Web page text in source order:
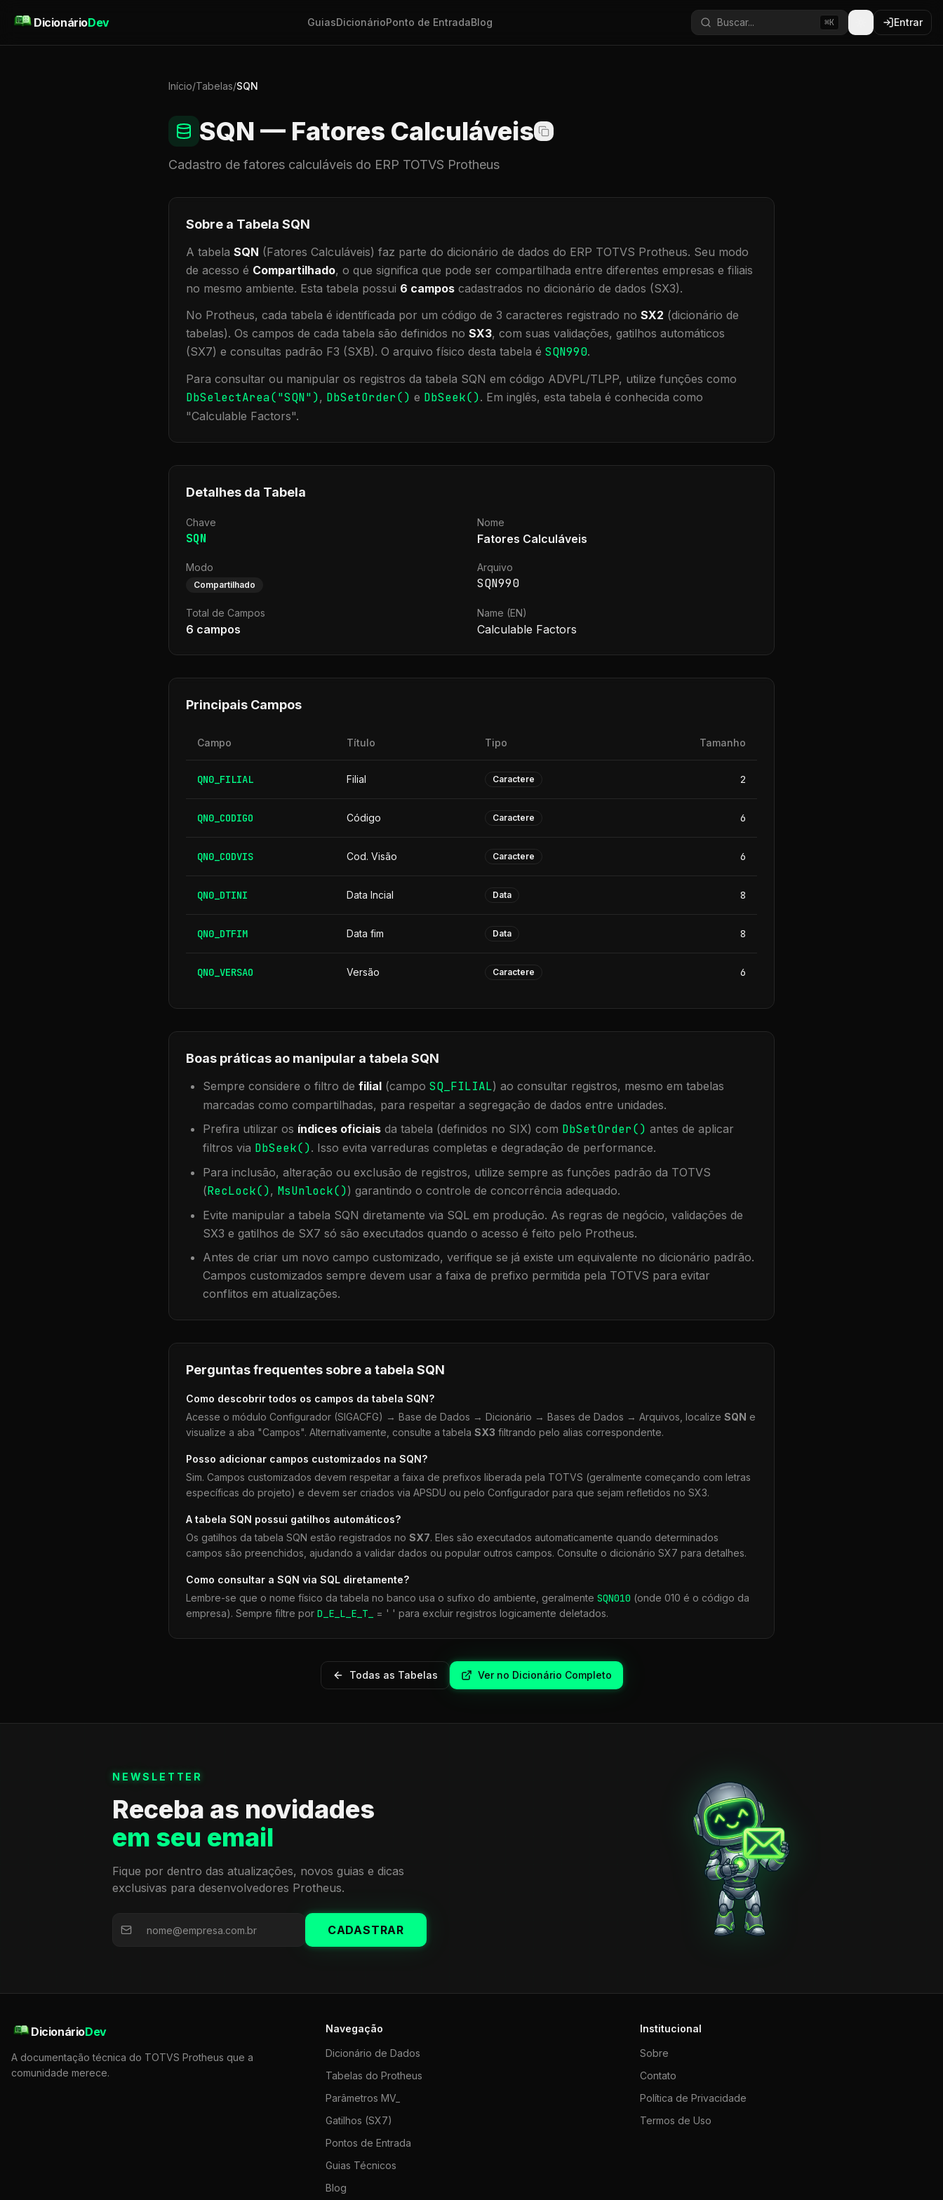
DicionárioDev GuiasDicionárioPonto de EntradaBlog Buscar... ⌘K Entrar
Início/Tabelas/SQN
SQN — Fatores Calculáveis
Cadastro de fatores calculáveis do ERP TOTVS Protheus
Sobre a Tabela SQN
A tabela SQN (Fatores Calculáveis) faz parte do dicionário de dados do ERP TOTVS Protheus. Seu modo
de acesso é Compartilhado, o que significa que pode ser compartilhada entre diferentes empresas e filiais
no mesmo ambiente. Esta tabela possui 6 campos cadastrados no dicionário de dados (SX3).
No Protheus, cada tabela é identificada por um código de 3 caracteres registrado no SX2 (dicionário de
tabelas). Os campos de cada tabela são definidos no SX3, com suas validações, gatilhos automáticos
(SX7) e consultas padrão F3 (SXB). O arquivo físico desta tabela é SQN990.
Para consultar ou manipular os registros da tabela SQN em código ADVPL/TLPP, utilize funções como
DbSelectArea("SQN"), DbSetOrder() e DbSeek(). Em inglês, esta tabela é conhecida como
"Calculable Factors".
Detalhes da Tabela
Chave
SQN
Nome
Fatores Calculáveis
Modo
Compartilhado
Arquivo
SQN990
Total de Campos
6 campos
Name (EN)
Calculable Factors
Principais Campos
Campo Título Tipo Tamanho
QN0_FILIAL Filial Caractere 2
QN0_CODIGO Código Caractere 6
QN0_CODVIS Cod. Visão Caractere 6
QN0_DTINI Data Incial Data 8
QN0_DTFIM Data fim Data 8
QN0_VERSAO Versão Caractere 6
Boas práticas ao manipular a tabela SQN
Sempre considere o filtro de filial (campo SQ_FILIAL) ao consultar registros, mesmo em tabelas
marcadas como compartilhadas, para respeitar a segregação de dados entre unidades.
Prefira utilizar os índices oficiais da tabela (definidos no SIX) com DbSetOrder() antes de aplicar
filtros via DbSeek(). Isso evita varreduras completas e degradação de performance.
Para inclusão, alteração ou exclusão de registros, utilize sempre as funções padrão da TOTVS
(RecLock(), MsUnlock()) garantindo o controle de concorrência adequado.
Evite manipular a tabela SQN diretamente via SQL em produção. As regras de negócio, validações de
SX3 e gatilhos de SX7 só são executados quando o acesso é feito pelo Protheus.
Antes de criar um novo campo customizado, verifique se já existe um equivalente no dicionário padrão.
Campos customizados sempre devem usar a faixa de prefixo permitida pela TOTVS para evitar
conflitos em atualizações.
Perguntas frequentes sobre a tabela SQN
Como descobrir todos os campos da tabela SQN?
Acesse o módulo Configurador (SIGACFG) → Base de Dados → Dicionário → Bases de Dados → Arquivos, localize SQN e
visualize a aba "Campos". Alternativamente, consulte a tabela SX3 filtrando pelo alias correspondente.
Posso adicionar campos customizados na SQN?
Sim. Campos customizados devem respeitar a faixa de prefixos liberada pela TOTVS (geralmente começando com letras
específicas do projeto) e devem ser criados via APSDU ou pelo Configurador para que sejam refletidos no SX3.
A tabela SQN possui gatilhos automáticos?
Os gatilhos da tabela SQN estão registrados no SX7. Eles são executados automaticamente quando determinados
campos são preenchidos, ajudando a validar dados ou popular outros campos. Consulte o dicionário SX7 para detalhes.
Como consultar a SQN via SQL diretamente?
Lembre-se que o nome físico da tabela no banco usa o sufixo do ambiente, geralmente SQN010 (onde 010 é o código da
empresa). Sempre filtre por D_E_L_E_T_ = ' ' para excluir registros logicamente deletados.
Todas as Tabelas Ver no Dicionário Completo
NEWSLETTER
Receba as novidades
em seu email
Fique por dentro das atualizações, novos guias e dicas
exclusivas para desenvolvedores Protheus.
CADASTRAR
DicionárioDev
A documentação técnica do TOTVS Protheus que a
comunidade merece.
Navegação
Dicionário de Dados
Tabelas do Protheus
Parâmetros MV_
Gatilhos (SX7)
Pontos de Entrada
Guias Técnicos
Blog
Institucional
Sobre
Contato
Política de Privacidade
Termos de Uso